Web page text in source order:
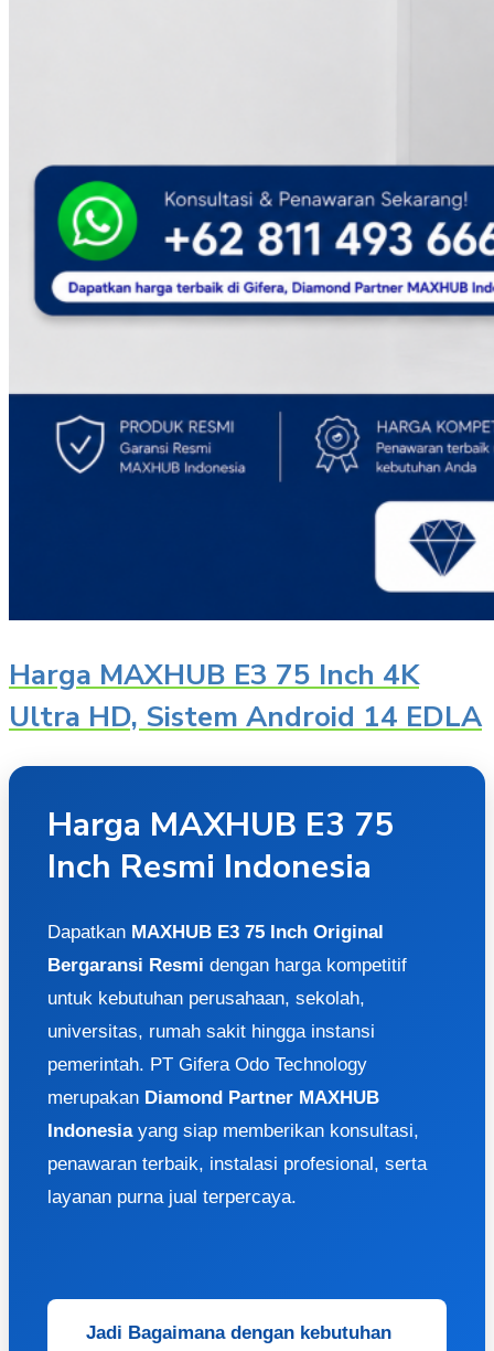
Harga MAXHUB E3 75 Inch 4K
Ultra HD, Sistem Android 14 EDLA
Harga MAXHUB E3 75
Inch Resmi Indonesia
Dapatkan MAXHUB E3 75 Inch Original
Bergaransi Resmi dengan harga kompetitif
untuk kebutuhan perusahaan, sekolah,
universitas, rumah sakit hingga instansi
pemerintah. PT Gifera Odo Technology
merupakan Diamond Partner MAXHUB
Indonesiayang siap memberikan konsultasi,
penawaran terbaik, instalasi profesional, serta
layanan purna jual terpercaya.
Jadi Bagaimana dengan kebutuhan